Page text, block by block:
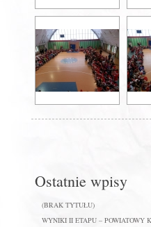
Ostatnie wpisy
(BRAK TYTUŁU)
WYNIKI II ETAPU – POWIATOWY